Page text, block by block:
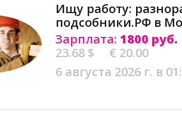
Ищу работу:
подсобники.РФ в
Зарплата: 1800 руб.
23.68 $
€ 20.00
6 августа 2026 г. в